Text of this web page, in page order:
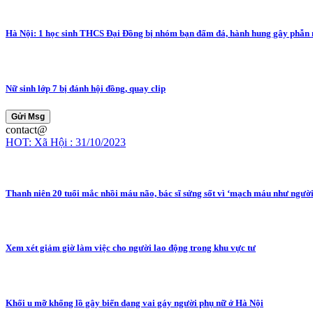
Hà Nội: 1 học sinh THCS Đại Đồng bị nhóm bạn đấm đá, hành hung gây phẫn
Nữ sinh lớp 7 bị đánh hội đồng, quay clip
Gửi Msg
contact@
HOT: Xã Hội : 31/10/2023
Thanh niên 20 tuổi mắc nhồi máu não, bác sĩ sửng sốt vì ‘mạch máu như
Xem xét giảm giờ làm việc cho người lao động trong khu vực tư
Khối u mỡ khổng lồ gây biến dạng vai gáy người phụ nữ ở Hà Nội